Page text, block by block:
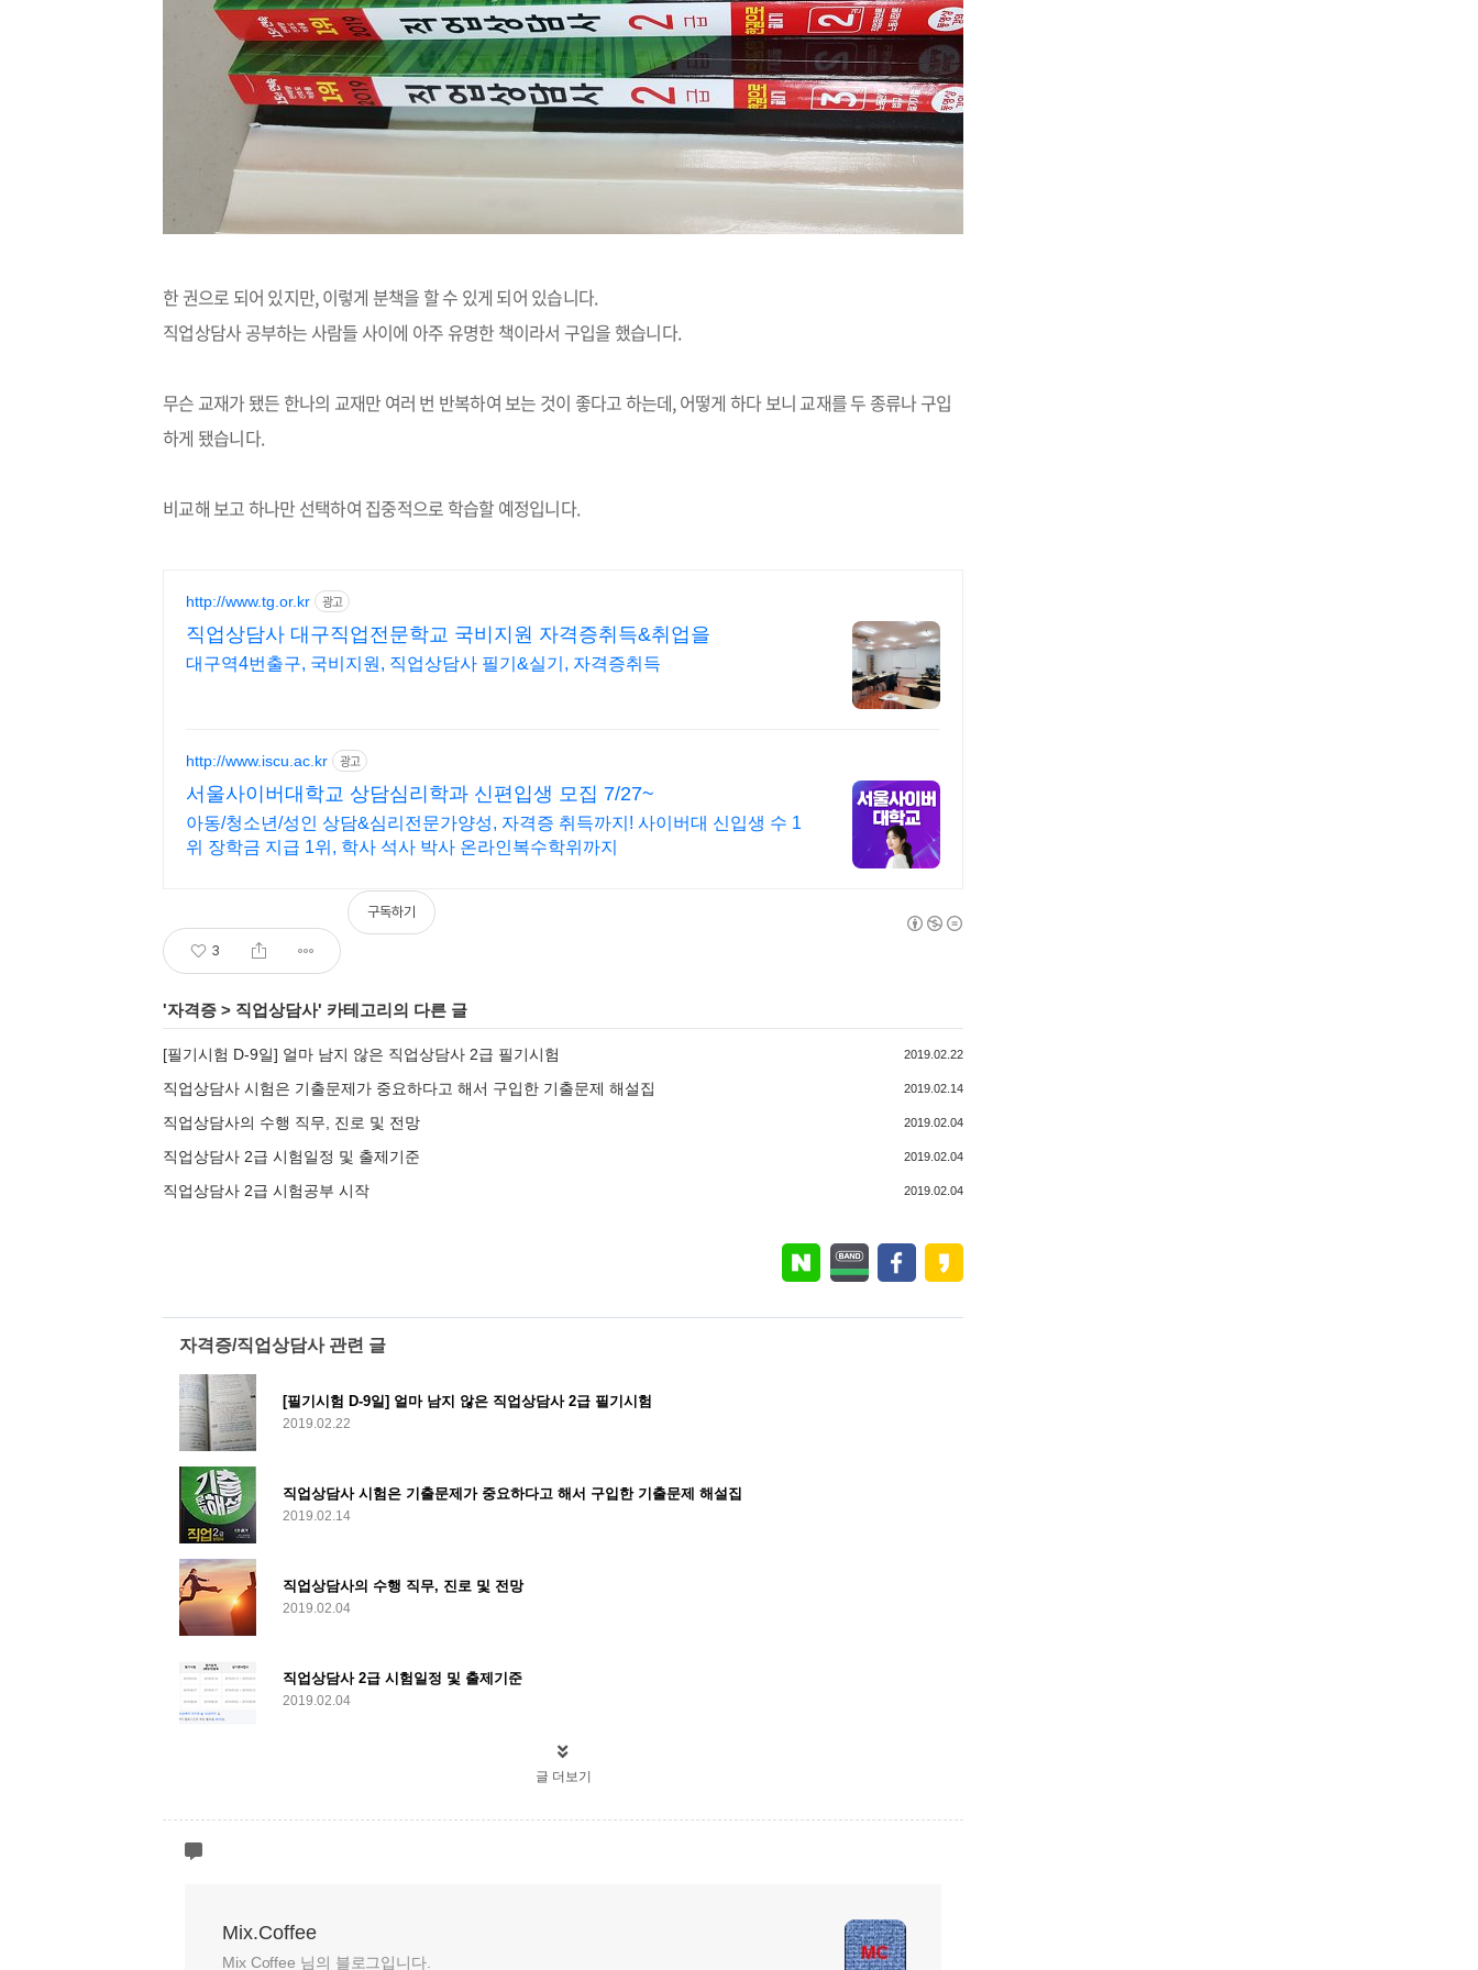
한 권으로 되어 있지만,이렇게 분책을 할 수 있게 되어 있습니다.
직업상담사 공부하는 사람들 사이에 아주 유명한 책이라서 구입을 했습니다.
무슨 교재가 됐든 한나의 교재만 여러 번 반복하여 보는 것이 좋다고 하는데,어떻게 하다 보니 교재를 두 종류나 구입
하게 됐습니다.
비교해 보고 하나만 선택하여 집중적으로 학습할 예정입니다.
http://www.tg.or.kr 광고
직업상담사 대구직업전문학교 국비지원 자격증취득&취업을
대구역4번출구, 국비지원, 직업상담사 필기&실기, 자격증취득
http://www.iscu.ac.kr 광고
서울사이버대학교 상담심리학과 신편입생 모집 7/27~
아동/청소년/성인 상담&심리전문가양성, 자격증 취득까지! 사이버대 신입생 수 1
위 장학금 지급 1위, 학사 석사 박사 온라인복수학위까지
3
구독하기
'자격증 > 직업상담사' 카테고리의 다른 글
[필기시험 D-9일] 얼마 남지 않은 직업상담사 2급 필기시험 2019.02.22
직업상담사 시험은 기출문제가 중요하다고 해서 구입한 기출문제 해설집 2019.02.14
직업상담사의 수행 직무, 진로 및 전망 2019.02.04
직업상담사 2급 시험일정 및 출제기준 2019.02.04
직업상담사 2급 시험공부 시작 2019.02.04
자격증/직업상담사 관련 글
[필기시험 D-9일] 얼마 남지 않은 직업상담사 2급 필기시험
2019.02.22
직업상담사 시험은 기출문제가 중요하다고 해서 구입한 기출문제 해설집
2019.02.14
직업상담사의 수행 직무, 진로 및 전망
2019.02.04
직업상담사 2급 시험일정 및 출제기준
2019.02.04
글 더보기
Mix.Coffee
Mix Coffee 님의 블로그입니다.